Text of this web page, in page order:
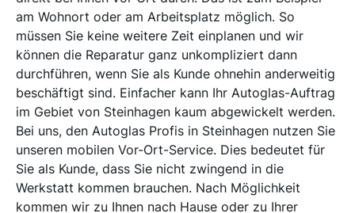
am Wohnort oder am Arbeitsplatz möglich. So
müssen Sie keine weitere Zeit einplanen und wir
können die Reparatur ganz unkompliziert dann
durchführen, wenn Sie als Kunde ohnehin anderweitig
beschäftigt sind. Einfacher kann Ihr Autoglas-Auftrag
im Gebiet von Steinhagen kaum abgewickelt werden.
Bei uns, den Autoglas Profis in Steinhagen nutzen Sie
unseren mobilen Vor-Ort-Service. Dies bedeutet für
Sie als Kunde, dass Sie nicht zwingend in die
Werkstatt kommen brauchen. Nach Möglichkeit
kommen wir zu Ihnen nach Hause oder zu Ihrer